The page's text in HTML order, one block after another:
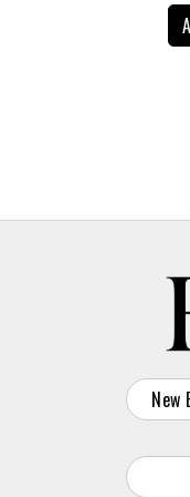
de la película, que
catálogo de la
reto: intentar jugar
teclas D, E y W.
ganar se vuelve
pag walang
Durante las
sus seguidores a
New